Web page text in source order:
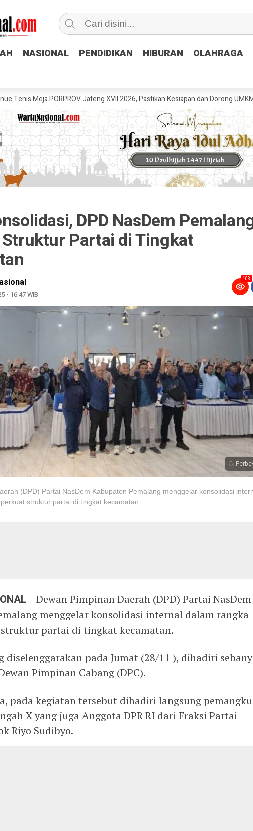
NASIONAL PENDIDIKAN HIBURAN OLAHRAGA
NASIONAL PENDIDIKAN HIBURAN OLAHRAGA
PORPROV Jateng XVII 2026, Pastikan Kesiapan dan Dorong UMKM Lokal
DPD NasDem
Partai di Tingkat
- 16:47 WIB
103
(DPD) Partai NasDem Kabupaten Pemalang menggelar konsolidasi
struktur partai di tingkat kecamatan.
– Dewan Pimpinan Daerah (DPD) Partai NasDem
menggelar konsolidasi internal dalam rangka
partai di tingkat kecamatan.
diselenggarakan pada Jumat (28/11 ), dihadiri
Pimpinan Cabang (DPC).
pada kegiatan tersebut dihadiri langsung pemangku
X yang juga Anggota DPR RI dari Fraksi Partai
Riyo Sudibyo.